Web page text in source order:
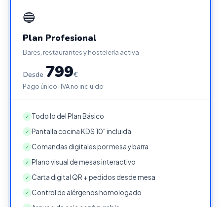
🔵
Plan Profesional
Bares, restaurantes y hostelería activa
Desde 799€
Pago único · IVA no incluido
✓ Todo lo del Plan Básico
✓ Pantalla cocina KDS 10" incluida
✓ Comandas digitales por mesa y barra
✓ Plano visual de mesas interactivo
✓ Carta digital QR + pedidos desde mesa
✓ Control de alérgenos homologado